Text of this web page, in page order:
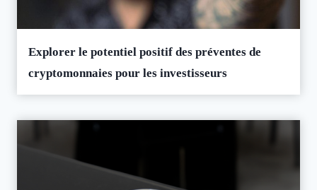
Explorer le potentiel positif des préventes de
cryptomonnaies pour les investisseurs